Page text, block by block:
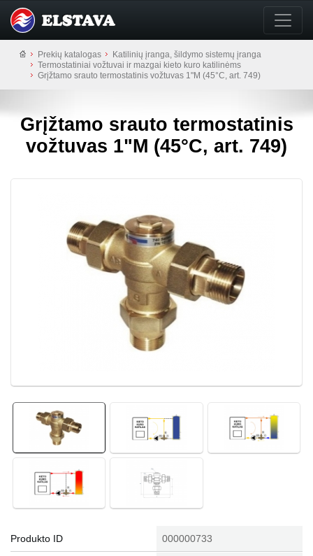
Prekių katalogas
Katilinių įranga, šildymo sistemų įranga
Termostatiniai vožtuvai ir mazgai kieto kuro katilinėms
Grįžtamo srauto termostatinis vožtuvas 1"M (45°C, art. 749)
Grįžtamo srauto termostatinis
vožtuvas 1"M (45°C, art. 749)
Produkto ID 000000733